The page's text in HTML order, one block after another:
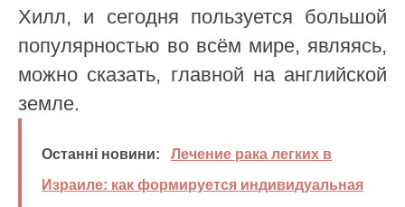
Хилл, и сегодня пользуется большой
популярностью во всём мире, являясь,
можно сказать, главной на английской
земле.
Останні новини:
Лечение рака легких в
Израиле: как формируется индивидуальная